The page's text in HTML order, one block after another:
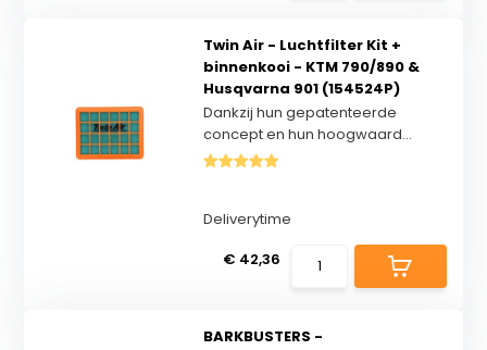
Twin Air - Luchtfilter Kit +
binnenkooi - KTM 790/890 &
Husqvarna 901 (154524P)
Dankzij hun gepatenteerde
concept en hun hoogwaard...
Deliverytime
€ 42,36
BARKBUSTERS -